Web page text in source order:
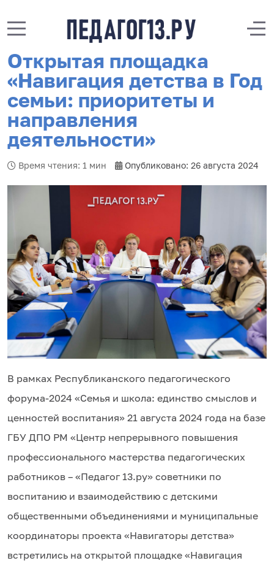
Mobile Menu Toggle
Открытая площадка
«Навигация детства в Год
семьи: приоритеты и
направления
деятельности»
Время чтения: 1 мин Опубликовано: 26 августа 2024
В рамках Республиканского педагогического
форума-2024 «Семья и школа: единство смыслов и
ценностей воспитания» 21 августа 2024 года на базе
ГБУ ДПО РМ «Центр непрерывного повышения
профессионального мастерства педагогических
работников – «Педагог 13.ру» советники по
воспитанию и взаимодействию с детскими
общественными объединениями и муниципальные
координаторы проекта «Навигаторы детства»
встретились на открытой площадке «Навигация